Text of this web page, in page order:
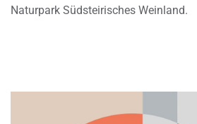
Naturpark Südsteirisches Weinland.